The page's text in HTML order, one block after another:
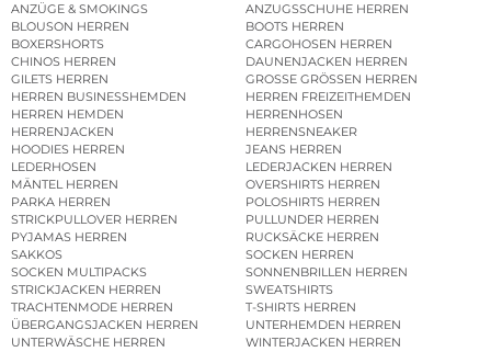
ANZÜGE & SMOKINGS
ANZUGSSCHUHE HERREN
BLOUSON HERREN
BOOTS HERREN
BOXERSHORTS
CARGOHOSEN HERREN
CHINOS HERREN
DAUNENJACKEN HERREN
GILETS HERREN
GROSSE GRÖSSEN HERREN
HERREN BUSINESSHEMDEN
HERREN FREIZEITHEMDEN
HERREN HEMDEN
HERRENHOSEN
HERRENJACKEN
HERRENSNEAKER
HOODIES HERREN
JEANS HERREN
LEDERHOSEN
LEDERJACKEN HERREN
MÄNTEL HERREN
OVERSHIRTS HERREN
PARKA HERREN
POLOSHIRTS HERREN
STRICKPULLOVER HERREN
PULLUNDER HERREN
PYJAMAS HERREN
RUCKSÄCKE HERREN
SAKKOS
SOCKEN HERREN
SOCKEN MULTIPACKS
SONNENBRILLEN HERREN
STRICKJACKEN HERREN
SWEATSHIRTS
TRACHTENMODE HERREN
T-SHIRTS HERREN
ÜBERGANGSJACKEN HERREN
UNTERHEMDEN HERREN
UNTERWÄSCHE HERREN
WINTERJACKEN HERREN